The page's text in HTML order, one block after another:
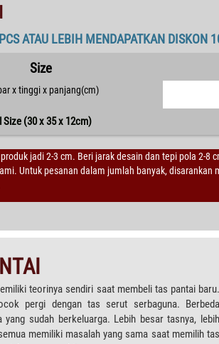
ATAU LEBIH MENDAPATKAN DISKON
Size
x tinggi x panjang(cm)
Size (30 x 35 x 12cm)
jadi 2-3 cm. Beri jarak desain dan tepi pola 2-
Untuk pesanan dalam jumlah banyak,
teorinya sendiri saat membeli tas pantai baru.
pergi dengan tas serut serbaguna. Berbeda
yang sudah berkeluarga. Lebih besar tasnya, lebih
memiliki masalah yang sama saat memilih tas